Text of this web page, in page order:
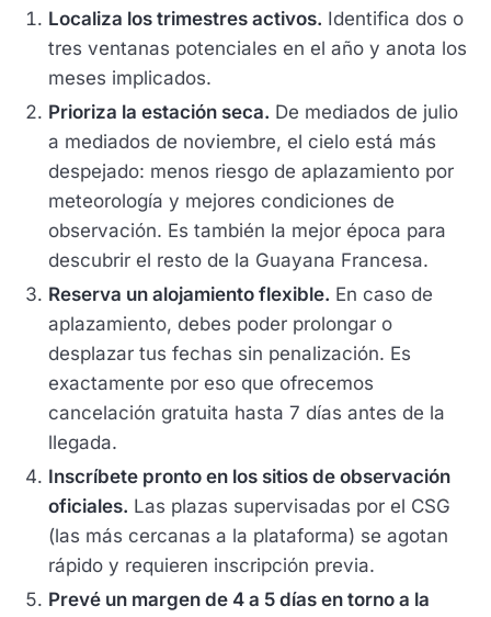
Localiza los trimestres activos. Identifica dos o
tres ventanas potenciales en el año y anota los
meses implicados.
Prioriza la estación seca. De mediados de julio
a mediados de noviembre, el cielo está más
despejado: menos riesgo de aplazamiento por
meteorología y mejores condiciones de
observación. Es también la mejor época para
descubrir el resto de la Guayana Francesa.
Reserva un alojamiento flexible. En caso de
aplazamiento, debes poder prolongar o
desplazar tus fechas sin penalización. Es
exactamente por eso que ofrecemos
cancelación gratuita hasta 7 días antes de la
llegada.
Inscríbete pronto en los sitios de observación
oficiales. Las plazas supervisadas por el CSG
(las más cercanas a la plataforma) se agotan
rápido y requieren inscripción previa.
Prevé un margen de 4 a 5 días en torno a la